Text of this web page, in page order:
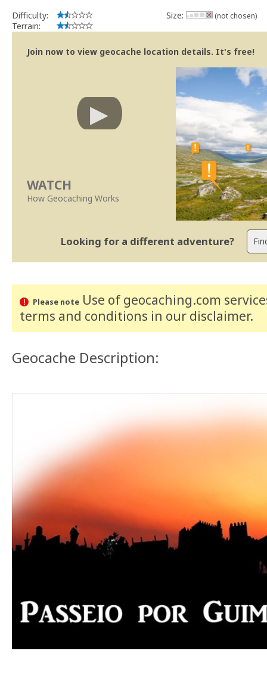
implicações que as guidelines actuais indicam.
Se no local existe algum container, por favor recolha-o a fim
Obrigado
Geocaching.com Volunteer Cache Reviewer
Difficulty:
Terrain:
Size: (not chosen)
Join now to view geocache location details. It's free!
WATCH
How Geocaching Works
Looking for a different adventure?
Please noteUse of geocaching.com
terms and conditions in our disclaimer.
Geocache Description: